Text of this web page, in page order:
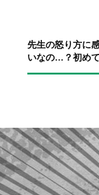
先生の怒り方に
いなの…？初め